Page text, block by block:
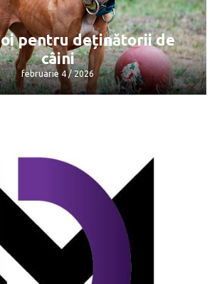
gazele naturale
februarie 4 / 2026
pentru deținătorii de
câini
februarie 4 / 2026
pentru deținătorii de câini
februarie 4 / 2026